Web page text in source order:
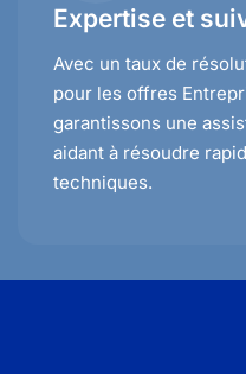
Expertise et
Avec un taux de
pour les offres
garantissons une
aidant à résoudre
techniques.